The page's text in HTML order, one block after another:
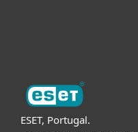
ESET, Portugal.